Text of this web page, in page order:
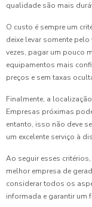
qualidade são mais
O custo é sempre um
deixe levar somente
vezes, pagar um pouco
equipamentos mais
preços e sem taxas
Finalmente, a
Empresas próximas
entanto, isso não deve
um excelente serviço à
Ao seguir esses
melhor empresa de
considerar todos os
informada e garantir um